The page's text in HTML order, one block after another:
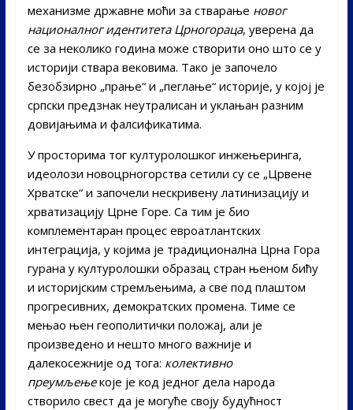
механизме државне моћи за стварање новог
националног идентитета Црногораца, уверена да
се за неколико година може створити оно што се у
историји ствара вековима. Тако је започело
безобзирно „прање“ и „пеглање“ историје, у којој је
српски предзнак неутралисан и уклањан разним
довијањима и фалсификатима.
У просторима тог културолошког инжењеринга,
идеолози новоцрногорства сетили су се „Црвене
Хрватске“ и започели нескривену латинизацију и
хрватизацију Црне Горе. Са тим је био
комплементаран процес евроатлантских
интеграција, у којима је традиционална Црна Гора
гурана у културолошки образац стран њеном бићу
и историјским стремљењима, а све под плаштом
прогресивних, демократских промена. Тиме се
мењао њен геополитички положај, али је
произведено и нешто много важније и
далекосежније од тога: колективно
преумљењекоје је код једног дела народа
створило свест да је могуће своју будућност